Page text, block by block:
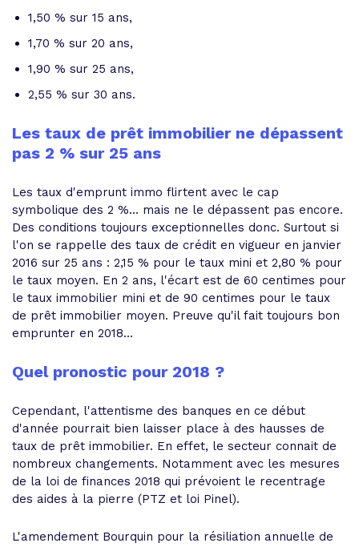
1,50 % sur 15 ans,
1,70 % sur 20 ans,
1,90 % sur 25 ans,
2,55 % sur 30 ans.
Les taux de prêt immobilier ne dépassent
pas 2 % sur 25 ans
Les taux d'emprunt immo flirtent avec le cap
symbolique des 2 %... mais ne le dépassent pas encore.
Des conditions toujours exceptionnelles donc. Surtout si
l'on se rappelle des taux de crédit en vigueur en janvier
2016 sur 25 ans : 2,15 % pour le taux mini et 2,80 % pour
le taux moyen. En 2 ans, l'écart est de 60 centimes pour
le taux immobilier mini et de 90 centimes pour le taux
de prêt immobilier moyen. Preuve qu'il fait toujours bon
emprunter en 2018...
Quel pronostic pour 2018 ?
Cependant, l'attentisme des banques en ce début
d'année pourrait bien laisser place à des hausses de
taux de prêt immobilier. En effet, le secteur connait de
nombreux changements. Notamment avec les mesures
de la loi de finances 2018 qui prévoient le recentrage
des aides à la pierre (PTZ et loi Pinel).
L'amendement Bourquin pour la résiliation annuelle de